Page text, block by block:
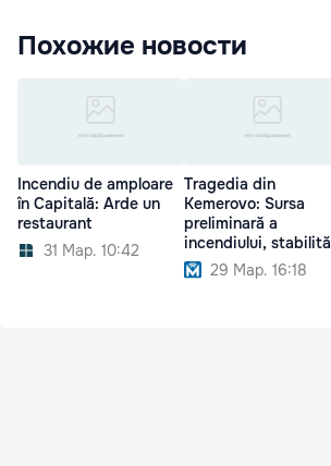
Похожие новости
Incendiu de amploare
în Capitală: Arde un
restaurant
31 Мар. 10:42
Tragedia din
Kemerovo: Sursa
preliminară a
incendiului, stabilită
29 Мар. 16:18